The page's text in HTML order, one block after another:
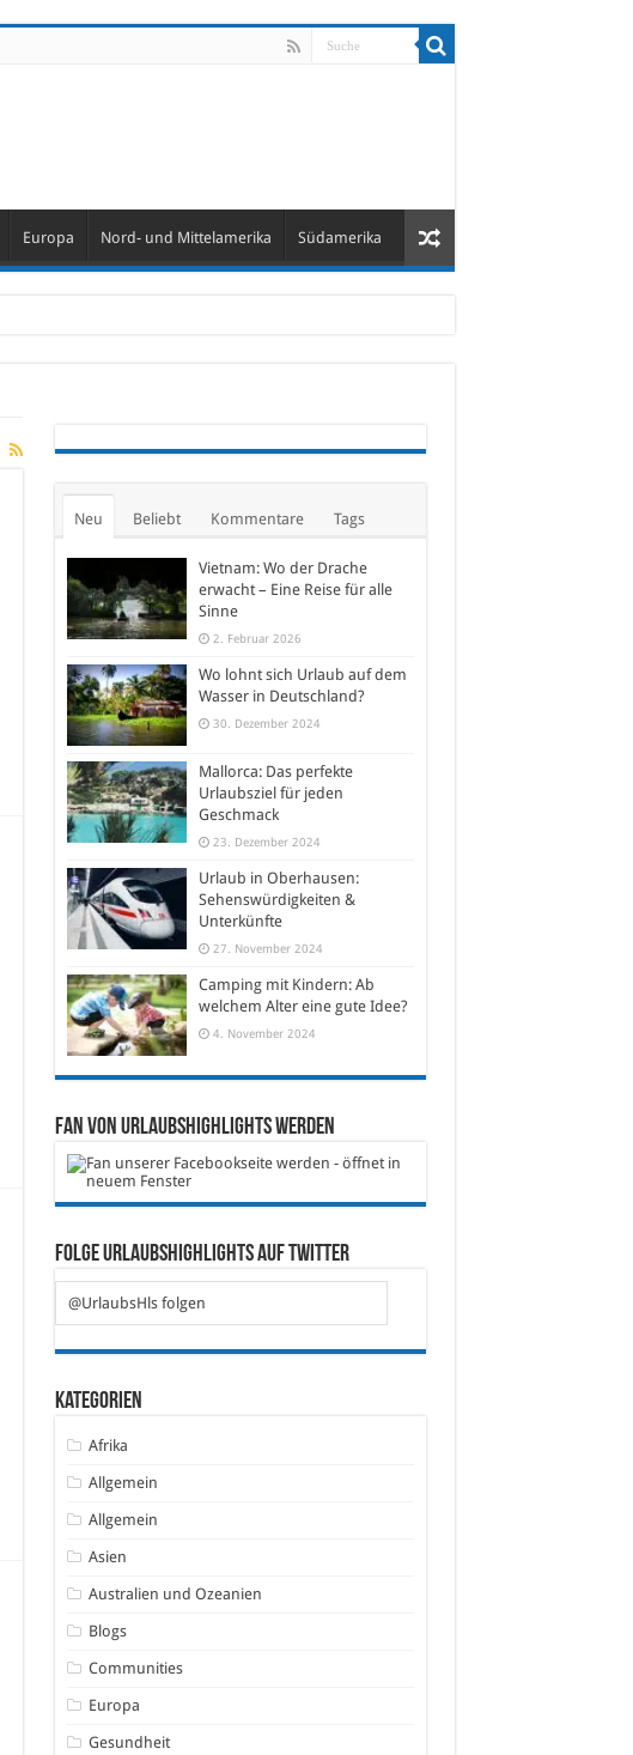
Europa Nord- und Mittelamerika Südamerika
Neu Beliebt Kommentare Tags
Vietnam: Wo der Drache
erwacht – Eine Reise für alle
Sinne
2. Februar 2026
Wo lohnt sich Urlaub auf dem
Wasser in Deutschland?
30. Dezember 2024
Mallorca: Das perfekte
Urlaubsziel für jeden
Geschmack
23. Dezember 2024
Urlaub in Oberhausen:
Sehenswürdigkeiten &
Unterkünfte
27. November 2024
Camping mit Kindern: Ab
welchem Alter eine gute Idee?
4. November 2024
Fan von Urlaubshighlights werden
Folge Urlaubshighlights auf Twitter
@UrlaubsHls folgen
Kategorien
Afrika
Allgemein
Allgemein
Asien
Australien und Ozeanien
Blogs
Communities
Europa
Gesundheit